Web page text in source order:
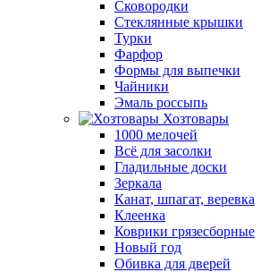
Сковородки
Стеклянные крышки
Турки
Фарфор
Формы для выпечки
Чайники
Эмаль россыпь
Хозтовары
1000 мелочей
Всё для засолки
Гладильные доски
Зеркала
Канат, шпагат, веревка
Клеенка
Коврики грязесборные
Новый год
Обивка для дверей